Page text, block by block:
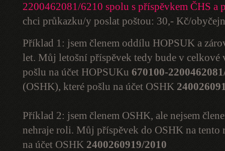
2200462081/6210 spolu s příspěvkem ČHS a
chci průkazku/y poslat poštou: 30,- Kč/
Příklad 1: jsem členem oddílu HOPSUK a
let. Můj letošní příspěvek tedy bude v
pošlu na účet HOPSUKu 670100-
(OSHK), které pošlu na účet OSHK
Příklad 2: jsem členem OSHK, ale nejsem
nehraje roli. Můj příspěvek do OSHK na tento
na účet OSHK 2400260919/2010